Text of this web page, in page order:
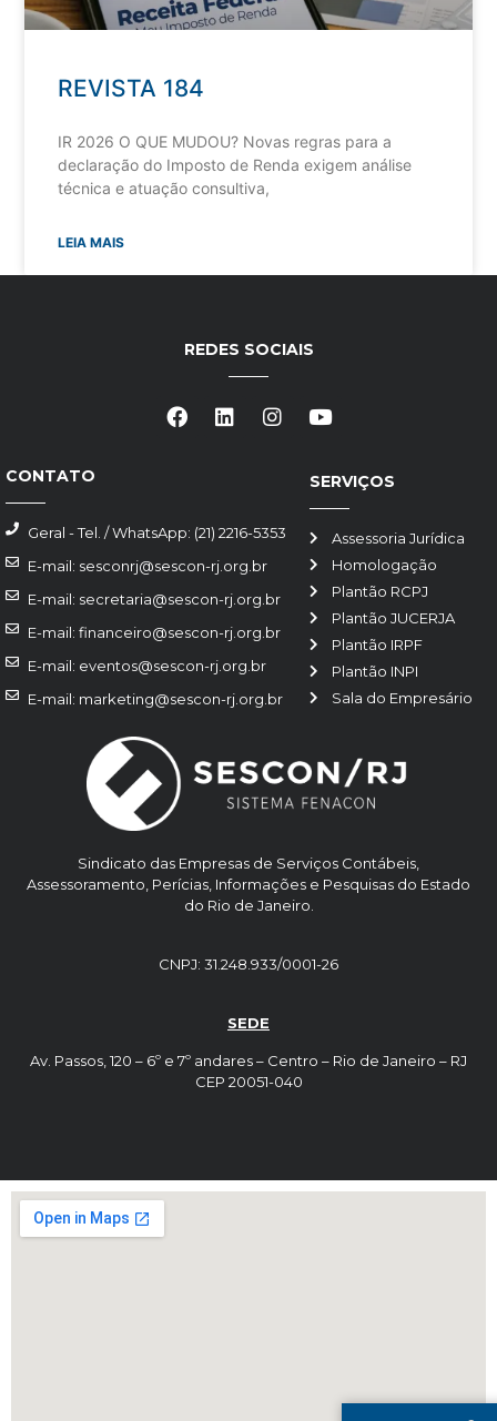
REVISTA 184
IR 2026 O QUE MUDOU? Novas regras para a
declaração do Imposto de Renda exigem análise
técnica e atuação consultiva,
LEIA MAIS
Sindicato das Empresas de Serviços Contábeis,
Assessoramento, Perícias, Informações e Pesquisas do Estado
do Rio de Janeiro.
CNPJ: 31.248.933/0001-26
SEDE
Av. Passos, 120 – 6º e 7º andares – Centro – Rio de Janeiro – RJ
CEP 20051-040
SERVIÇOS
Assessoria Jurídica
Homologação
Plantão RCPJ
Plantão JUCERJA
Plantão IRPF
Plantão INPI
Sala do Empresário
CONTATO
Geral - Tel. / WhatsApp: (21) 2216-5353
E-mail: sesconrj@sescon-rj.org.br
E-mail: secretaria@sescon-rj.org.br
E-mail: financeiro@sescon-rj.org.br
E-mail: eventos@sescon-rj.org.br
E-mail: marketing@sescon-rj.org.br
REDES SOCIAIS